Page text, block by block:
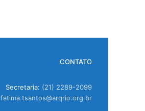
CONTATO
Secretaria: (21) 2289-2099
fatima.tsantos@arqrio.org.br